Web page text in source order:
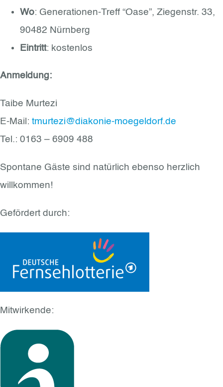
Wo: Generationen-Treff “Oase”, Ziegenstr. 33,
90482 Nürnberg
Eintritt: kostenlos
Anmeldung:
Taibe Murtezi
E-Mail: tmurtezi@diakonie-moegeldorf.de
Tel.: 0163 – 6909 488
Spontane Gäste sind natürlich ebenso herzlich
willkommen!
Gefördert durch:
Mitwirkende: